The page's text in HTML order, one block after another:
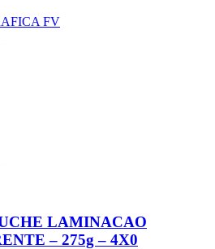
FV
LAMINACAO
– 275g – 4X0